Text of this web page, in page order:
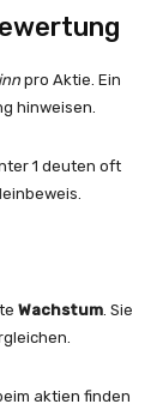
pro Aktie. Ein
hinweisen.
1 deuten oft
Wachstum. Sie
aktien finden